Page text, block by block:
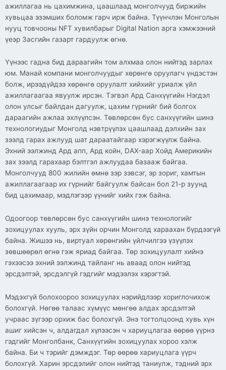
ажиллагаа нь цахимжина, цаашлаад монголчууд биржийн
хувьцаа эзэмших боломж гарч ирж байна. Түүнчлэн Монголын
нууц товчооны NFT хувилбарыг Digital Nation арга хэмжээний
үеэр Засгийн газарт гардуулж өгнө.
Үүнээс гадна бид дараагийн том алхмаа олон нийтэд зарлах
юм. Манай компани монголчуудыг хөрөнгө оруулагч үндэстэн
болж, ирээдүйдээ хөрөнгө оруулалт хийхийг уриалж үйл
ажиллагаагаа явуулж ирсэн. Тэгвэл Ард Санхүүгийн Нэгдэл
олон улсыг байлдан дагуулж, цахим гүрнийг бий болгох
дараагийн ажлаа эхлүүлсэн. Төвлөрсөн бус санхүүгийн шинэ
технологиудыг Монголд нэвтрүүлэх цаашлаад дэлхийн зах
зээлд гарах ажлууд шат дараатайгаар хэрэгжүүлж байна.
Эхний ээлжинд Ард апп, Ард койн, DAX-аар Хойд Америкийн
зах зээлд гарахаар бэлтгэл ажлуудаа базааж байгаа.
Монголчууд 800 жилийн өмнө зэр зэвсэг, эр зориг, хамтын
ажиллагаагаар их гүрнийг байгуулж байсан бол 21-р зуунд
бид цахимаар, мэдлэгээр үүнийг хийх гэж байна.
Одоогоор төвлөрсөн бус санхүүгийн шинэ технологийг
зохицуулах хууль, эрх зүйн орчин Монголд хараахан бүрдээгүй
байна. Жишээ нь, виртуал хөрөнгийн үйлчилгээ үзүүлэх
зөвшөөрөл өгнө гэж яриад байгаа. Төр зохицуулалт хийнэ
гэхээсээ эхний ээлжинд тайланг нь аваад олон нийтэд
эрсдэлтэй, эрсдэлгүй гэдгийг мэдээлэх хэрэгтэй.
Мэдэхгүй болохоороо зохицуулах нэрийдлээр хориглочихож
болохгүй. Нөгөө талаас хүмүүс мөнгөө алдах эрсдэлтэй
учраас зүгээр орхиж бас болохгүй. Энэ тогтолцоонд хувь хүн
ашиг хийсэн ч, алдагдал хүлээсэн ч хариуцлагаа өөрөө үүрнэ
гэдгийг Монголбанк, Санхүүгийн зохицуулах хороо хэлж
байна. Би ч тэрийг дэмждэг. Төр өөрөө хариуцлага үүрч
болохгүй. Харин эрсдэлийг олон нийтэд таниулж, тэдний эрх